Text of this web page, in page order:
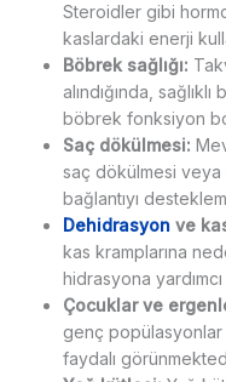
Steroidler gibi
kaslardaki enerji
Böbrek sağlığı:
alındığında,
böbrek fonksiyon
Saç dökülmesi:
saç dökülmesi veya
bağlantıyı
Dehidrasyonve
kas kramplarına
hidrasyona
Çocuklar ve
genç
faydalı